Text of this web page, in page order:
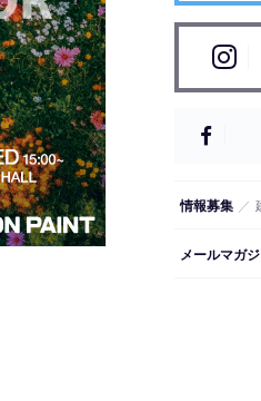
情報募集 ／
メールマガ